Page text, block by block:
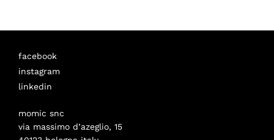
facebook
instagram
linkedin
momic snc
via massimo d’azeglio, 15